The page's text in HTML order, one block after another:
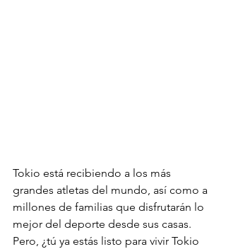
Tokio está recibiendo a los más
grandes atletas del mundo, así como a
millones de familias que disfrutarán lo
mejor del deporte desde sus casas.
Pero, ¿tú ya estás listo para vivir Tokio